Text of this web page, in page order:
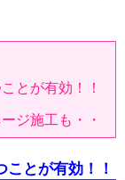
とが有効！！
ジ施工も・・
とが有効！！